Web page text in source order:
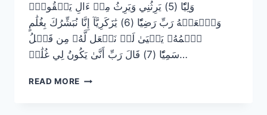
وَلِيّٗا (5) يَرِثُنِي وَيَرِثُ مِنۡ ءَالِ يَعۡقُوبَۖ
وَٱجۡعَلۡهُ رَبِّ رَضِيّٗا (6) يَٰزَكَرِيَّآ إِنَّا نُبَشِّرُكَ بِغُلَٰمٍ
ٱسۡمُهُۥ يَحۡيَىٰ لَمۡ نَجۡعَل لَّهُۥ مِن قَبۡلُ
سَمِيّٗا (7) قَالَ رَبِّ أَنَّىٰ يَكُونُ لِي غُلَٰمٞ…
READ MORE سورة